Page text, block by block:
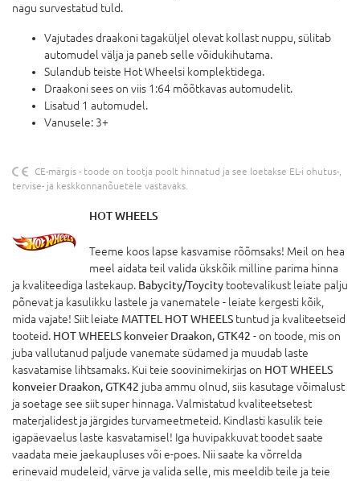
nagu survestatud tuld.
Vajutades draakoni tagaküljel olevat kollast nuppu, sülitab
automudel välja ja paneb selle võidukihutama.
Sulandub teiste Hot Wheelsi komplektidega.
Draakoni sees on viis 1:64 mõõtkavas automudelit.
Lisatud 1 automudel.
Vanusele: 3+
CE-märgis - toode on tootja poolt hinnatud ja see loetakse EL-i ohutus-,
tervise- ja keskkonnanõuetele vastavaks.
HOT WHEELS
Teeme koos lapse kasvamise rõõmsaks! Meil on hea
meel aidata teil valida ükskõik milline parima hinna
ja kvaliteediga lastekaup. Babycity/Toycity tootevalikust leiate palju
põnevat ja kasulikku lastele ja vanematele - leiate kergesti kõik,
mida vajate! Siit leiate MATTEL HOT WHEELS tuntud ja kvaliteetseid
tooteid. HOT WHEELS konveier Draakon, GTK42 - on toode, mis on
juba vallutanud paljude vanemate südamed ja muudab laste
kasvatamise lihtsamaks. Kui teie soovinimekirjas on HOT WHEELS
konveier Draakon, GTK42 juba ammu olnud, siis kasutage võimalust
ja soetage see siit super hinnaga. Valmistatud kvaliteetsetest
materjalidest ja järgides turvameetmeteid. Kindlasti kasulik teie
igapäevaelus laste kasvatamisel! Iga huvipakkuvat toodet saate
vaadata meie jaekaupluses või e-poes. Nii saate ka võrrelda
erinevaid mudeleid, värve ja valida selle, mis meeldib teile ja teie